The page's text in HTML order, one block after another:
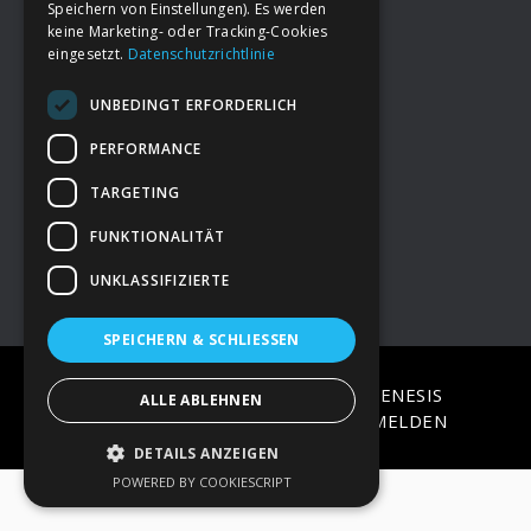
FooterDeine Spende
→ Impressum
→Kontakt zum PAO Team
COPYRIGHT © 2026 · ON
GENESIS
FRAMEWORK·WORDPRESS·ANMELDEN
Speichern von Einstellungen). Es werden
keine Marketing- oder Tracking-Cookies
eingesetzt. Datenschutzrichtlinie
UNBEDINGT ERFORDERLICH
PERFORMANCE
TARGETING
FUNKTIONALITÄT
UNKLASSIFIZIERTE
SPEICHERN & SCHLIESSEN
ALLE ABLEHNEN
DETAILS ANZEIGEN
POWERED BY COOKIESCRIPT